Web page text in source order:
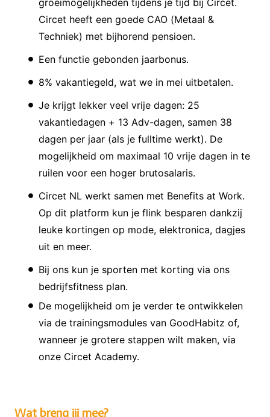
groeimogelijkheden tijdens je tijd bij Circet.
Circet heeft een goede CAO (Metaal &
Techniek) met bijhorend pensioen.
Een functie gebonden jaarbonus.
8% vakantiegeld, wat we in mei uitbetalen.
Je krijgt lekker veel vrije dagen: 25
vakantiedagen + 13 Adv-dagen, samen 38
dagen per jaar (als je fulltime werkt). De
mogelijkheid om maximaal 10 vrije dagen in te
ruilen voor een hoger brutosalaris.
Circet NL werkt samen met Benefits at Work.
Op dit platform kun je flink besparen dankzij
leuke kortingen op mode, elektronica, dagjes
uit en meer.
Bij ons kun je sporten met korting via ons
bedrijfsfitness plan.
De mogelijkheid om je verder te ontwikkelen
via de trainingsmodules van GoodHabitz of,
wanneer je grotere stappen wilt maken, via
onze Circet Academy.
Wat breng jij mee?